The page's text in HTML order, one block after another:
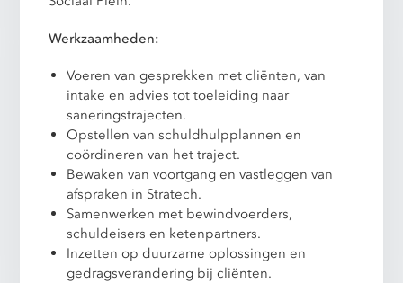
Werkzaamheden:
Voeren van gesprekken met cliënten, van
intake en advies tot toeleiding naar
saneringstrajecten.
Opstellen van schuldhulpplannen en
coördineren van het traject.
Bewaken van voortgang en vastleggen van
afspraken in Stratech.
Samenwerken met bewindvoerders,
schuldeisers en ketenpartners.
Inzetten op duurzame oplossingen en
gedragsverandering bij cliënten.